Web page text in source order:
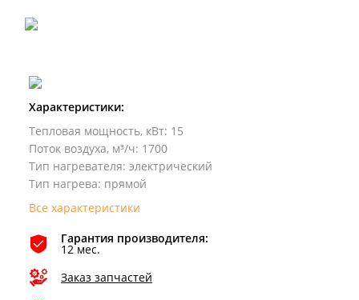
Характеристики:
Тепловая мощность, кВт: 15
Поток воздуха, м³/ч: 1700
Тип нагревателя: электрический
Тип нагрева: прямой
Все характеристики
Гарантия производителя:
12 мес.
Заказ запчастей